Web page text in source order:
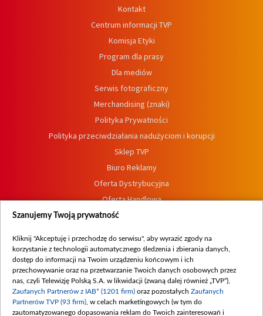
Kontakt
Centrum informacji TVP
Komisja Etyki
Program dla prasy
Dla mediów
Serwis fotograficzny
Merchandising (znaki)
Polityka Prywatności
Polityka przeciwdziałania nadużyciom i korupcji
Sklep TVP
Biuro Reklamy
Oferta Dystrybucyjna
Oferta Handlowa
Dostępność
Procedura zgłoszeń wewnętrznych
Szanujemy Twoją prywatność
Kliknij "Akceptuję i przechodzę do serwisu", aby wyrazić zgody na
korzystanie z technologii automatycznego śledzenia i zbierania danych,
dostęp do informacji na Twoim urządzeniu końcowym i ich
przechowywanie oraz na przetwarzanie Twoich danych osobowych przez
nas, czyli Telewizję Polską S.A. w likwidacji (zwaną dalej również „TVP”),
Zaufanych Partnerów z IAB* (1201 firm) oraz pozostałych Zaufanych
Partnerów TVP (93 firm) , w celach marketingowych (w tym do
zautomatyzowanego dopasowania reklam do Twoich zainteresowań i